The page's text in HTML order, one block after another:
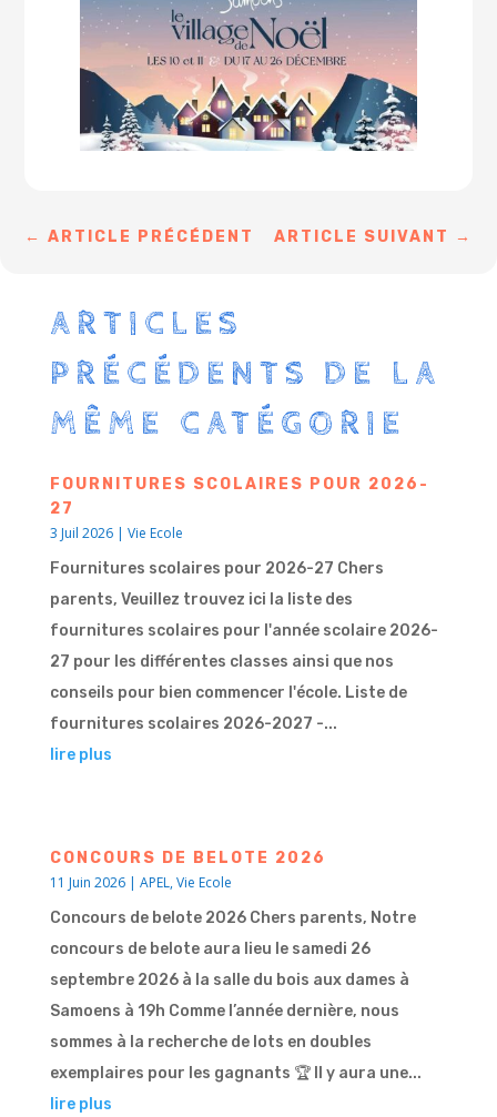
←ARTICLE PRÉCÉDENT ARTICLE SUIVANT →
ARTICLES
PRÉCÉDENTS DE LA
MÊME CATÉGORIE
FOURNITURES SCOLAIRES POUR 2026-
27
3 Juil 2026| Vie Ecole
Fournitures scolaires pour 2026-27 Chers
parents, Veuillez trouvez ici la liste des
fournitures scolaires pour l'année scolaire 2026-
27 pour les différentes classes ainsi que nos
conseils pour bien commencer l'école. Liste de
fournitures scolaires 2026-2027 -...
lire plus
CONCOURS DE BELOTE 2026
11 Juin 2026| APEL,Vie Ecole
Concours de belote 2026 Chers parents, Notre
concours de belote aura lieu le samedi 26
septembre 2026 à la salle du bois aux dames à
Samoens à 19h Comme l’année dernière, nous
sommes à la recherche de lots en doubles
exemplaires pour les gagnants 🏆 Il y aura une...
lire plus